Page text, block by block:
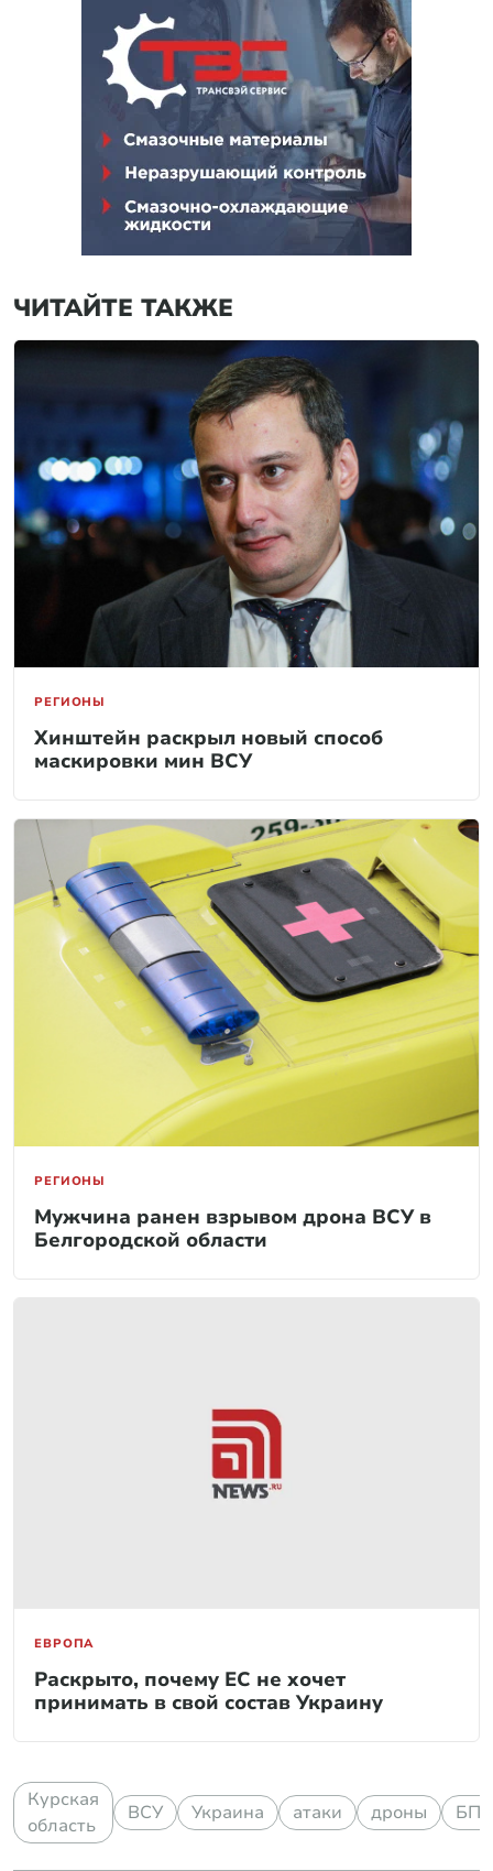
ЧИТАЙТЕ ТАКЖЕ
РЕГИОНЫ
Хинштейн раскрыл новый способ
маскировки мин ВСУ
РЕГИОНЫ
Мужчина ранен взрывом дрона ВСУ в
Белгородской области
ЕВРОПА
Раскрыто, почему ЕС не хочет
принимать в свой состав Украину
Курская
область
ВСУ Украина атаки дроны